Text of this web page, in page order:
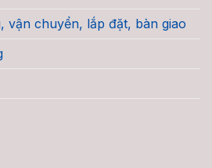
vận chuyển, lắp đặt, bàn giao